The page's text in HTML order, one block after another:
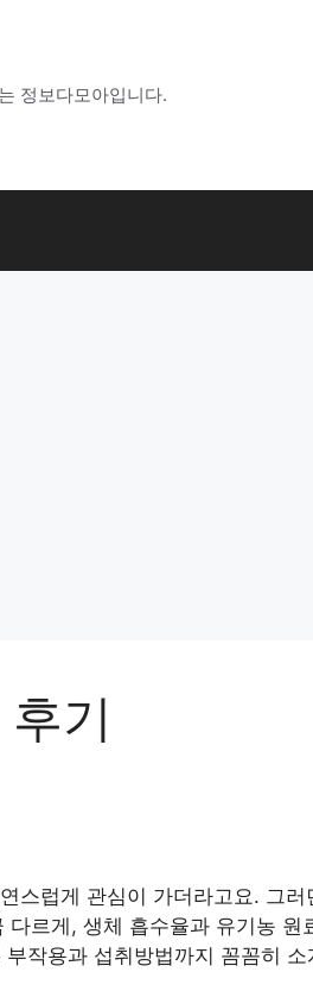
정보다모아입니다.
기
럽게 관심이 가더라고요. 그러
르게, 생체 흡수율과 유기농 원
작용과 섭취방법까지 꼼꼼히 소